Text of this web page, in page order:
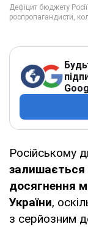
Російському
залишається
досягнення
України,
з серйозним